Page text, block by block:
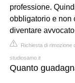
professione.
obbligatorio e non
diventare
Richiesta di rimozione
studiosamo.it
Quanto